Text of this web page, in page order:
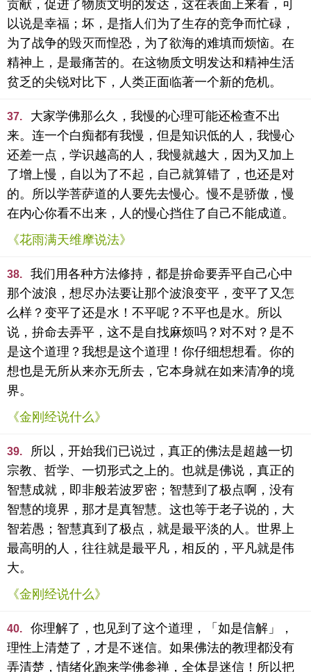
贡献，促进了物质文明的发达，这在表面上来看，可
以说是幸福；坏，是指人们为了生存的竞争而忙碌，
为了战争的毁灭而惶恐，为了欲海的难填而烦恼。在
精神上，是最痛苦的。在这物质文明发达和精神生活
贫乏的尖锐对比下，人类正面临著一个新的危机。
37.
大家学佛那么久，我慢的心理可能还检查不出
来。连一个白痴都有我慢，但是知识低的人，我慢心
还差一点，学识越高的人，我慢就越大，因为又加上
了增上慢，自以为了不起，自己就算错了，也还是对
的。所以学菩萨道的人要先去慢心。慢不是骄傲，慢
在内心你看不出来，人的慢心挡住了自己不能成道。
《花雨满天维摩说法》
38.
我们用各种方法修持，都是拚命要弄平自己心中
那个波浪，想尽办法要让那个波浪变平，变平了又怎
么样？变平了还是水！不平呢？不平也是水。所以
说，拚命去弄平，这不是自找麻烦吗？对不对？是不
是这个道理？我想是这个道理！你仔细想想看。你的
想也是无所从来亦无所去，它本身就在如来清净的境
界。
《金刚经说什么》
39.
所以，开始我们已说过，真正的佛法是超越一切
宗教、哲学、一切形式之上的。也就是佛说，真正的
智慧成就，即非般若波罗密；智慧到了极点啊，没有
智慧的境界，那才是真智慧。这也等于老子说的，大
智若愚；智慧真到了极点，就是最平淡的人。世界上
最高明的人，往往就是最平凡，相反的，平凡就是伟
大。
《金刚经说什么》
40.
你理解了，也见到了这个道理，「如是信解」，
理性上清楚了，才是不迷信。如果佛法的教理都没有
弄清楚，情绪化跑来学佛参禅，全体是迷信！所以把